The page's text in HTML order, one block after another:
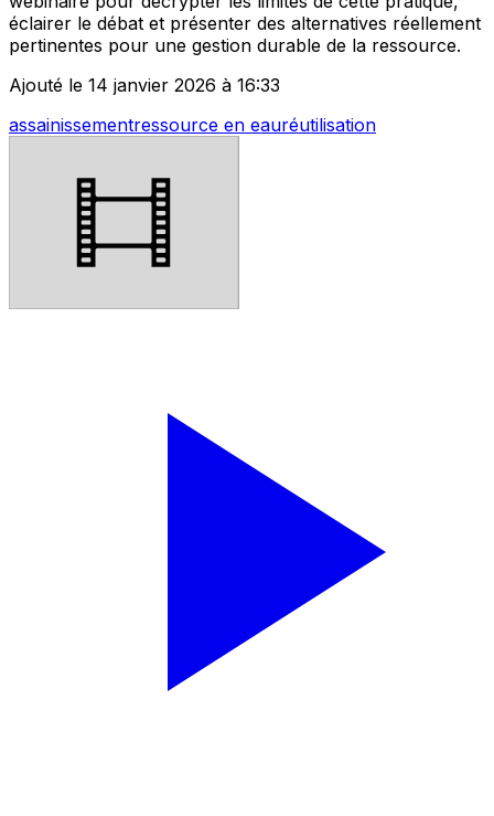
éclairer le débat et présenter des alternatives réellement
pertinentes pour une gestion durable de la ressource.
Ajouté le 14 janvier 2026 à 16:33
assainissementressource en eauréutilisation